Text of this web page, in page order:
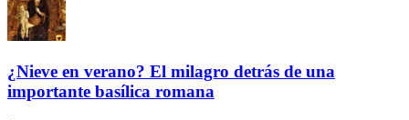
¿Nieve en verano? El milagro detrás de una
importante basílica romana